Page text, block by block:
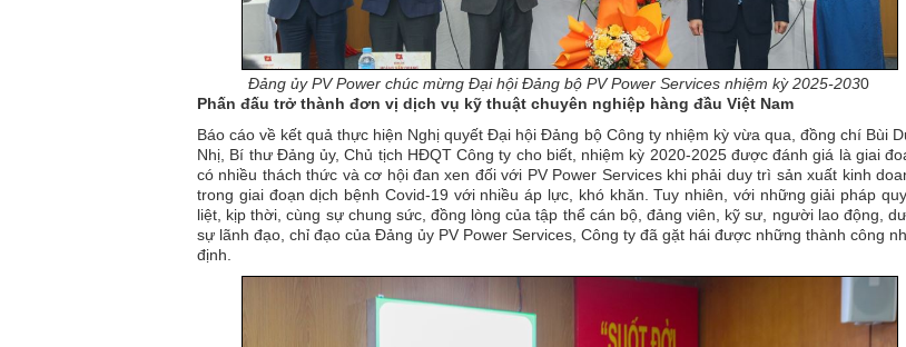
Đảng ủy PV Power chúc mừng Đại hội Đảng bộ PV Power Services nhiệm kỳ 2025-2030
Phấn đấu trở thành đơn vị dịch vụ kỹ thuật chuyên nghiệp hàng đầu Việt Nam
Báo cáo về kết quả thực hiện Nghị quyết Đại hội Đảng bộ Công ty nhiệm kỳ vừa qua, đồng chí Bùi
Nhị, Bí thư Đảng ủy, Chủ tịch HĐQT Công ty cho biết, nhiệm kỳ 2020-2025 được đánh giá là giai
có nhiều thách thức và cơ hội đan xen đối với PV Power Services khi phải duy trì sản xuất kinh
trong giai đoạn dịch bệnh Covid-19 với nhiều áp lực, khó khăn. Tuy nhiên, với những giải pháp
liệt, kịp thời, cùng sự chung sức, đồng lòng của tập thể cán bộ, đảng viên, kỹ sư, người lao động,
sự lãnh đạo, chỉ đạo của Đảng ủy PV Power Services, Công ty đã gặt hái được những thành công
định.